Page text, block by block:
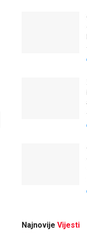
Najnovije Vijesti